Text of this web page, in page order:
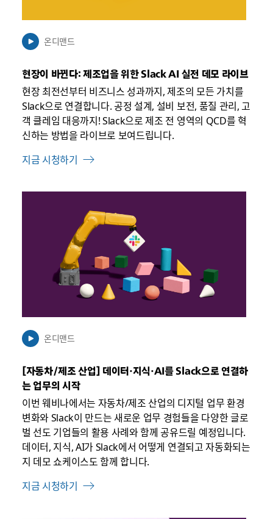
릴
수
있
온디맨드
현장이 바뀐다: 제조업을 위한 Slack AI 실전 데모 라이브
현장 최전선부터 비즈니스 성과까지, 제조의 모든 가치를
Slack으로 연결합니다. 공정 설계, 설비 보전, 품질 관리, 고
객 클레임 대응까지! Slack으로 제조 전 영역의 QCD를 혁
신하는 방법을 라이브로 보여드립니다.
지금 시청하기
릴
수
있
온디맨드
[자동차/제조 산업] 데이터·지식·AI를 Slack으로 연결하
는 업무의 시작
이번 웨비나에서는 자동차/제조 산업의 디지털 업무 환경
변화와 Slack이 만드는 새로운 업무 경험들을 다양한 글로
벌 선도 기업들의 활용 사례와 함께 공유드릴 예정입니다.
데이터, 지식, AI가 Slack에서 어떻게 연결되고 자동화되는
지 데모 쇼케이스도 함께 합니다.
지금 시청하기